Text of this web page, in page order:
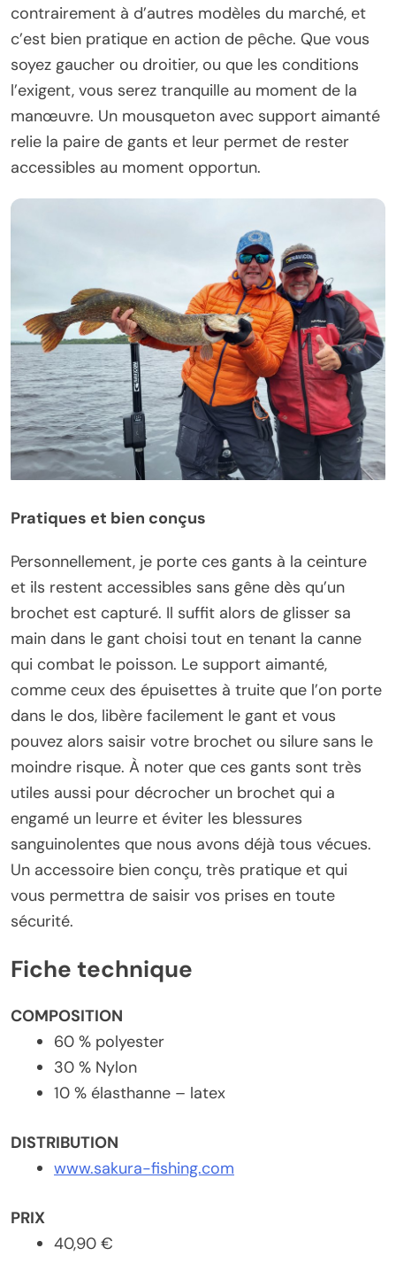
contrairement à d’autres modèles du marché, et
c’est bien pratique en action de pêche. Que vous
soyez gaucher ou droitier, ou que les conditions
l’exigent, vous serez tranquille au moment de la
manœuvre. Un mousqueton avec support aimanté
relie la paire de gants et leur permet de rester
accessibles au moment opportun.
Pratiques et bien conçus
Personnellement, je porte ces gants à la ceinture
et ils restent accessibles sans gêne dès qu’un
brochet est capturé. Il suffit alors de glisser sa
main dans le gant choisi tout en tenant la canne
qui combat le poisson. Le support aimanté,
comme ceux des épuisettes à truite que l’on porte
dans le dos, libère facilement le gant et vous
pouvez alors saisir votre brochet ou silure sans le
moindre risque. À noter que ces gants sont très
utiles aussi pour décrocher un brochet qui a
engamé un leurre et éviter les blessures
sanguinolentes que nous avons déjà tous vécues.
Un accessoire bien conçu, très pratique et qui
vous permettra de saisir vos prises en toute
sécurité.
Fiche technique
COMPOSITION
60 % polyester
30 % Nylon
10 % élasthanne – latex
DISTRIBUTION
www.sakura-fishing.com
PRIX
40,90 €